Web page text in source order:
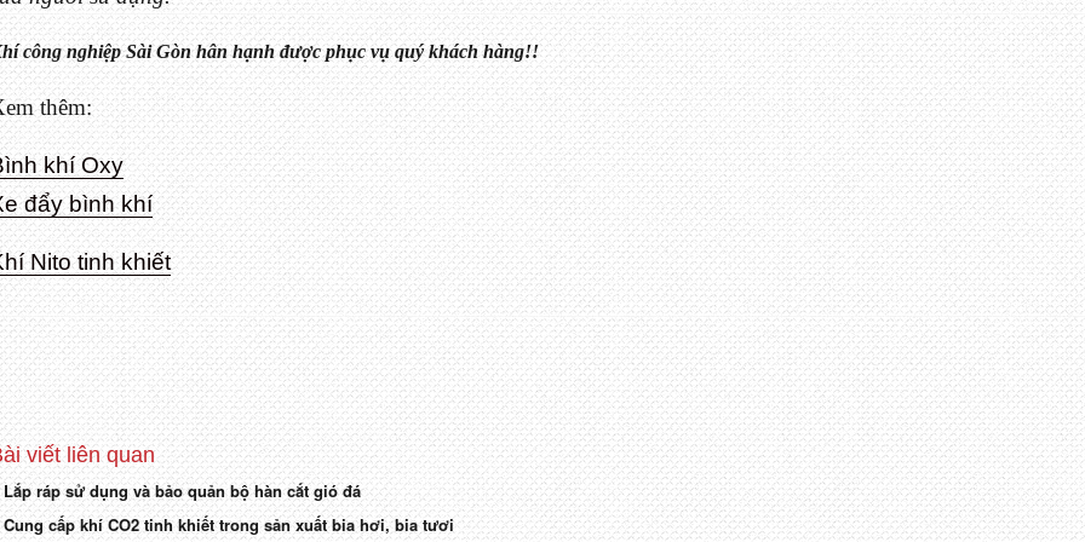
công nghiệp Sài Gòn hân hạnh được phục vụ quý khách hàng!!
thêm:
khí Oxy
đẩy bình khí
Nito tinh khiết
Lắp ráp sử dụng và bảo quản bộ hàn cắt gió đá
Cung cấp khí CO2 tinh khiết trong sản xuất bia hơi, bia tươi